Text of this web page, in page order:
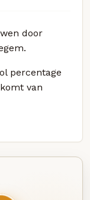
door
percentage
van